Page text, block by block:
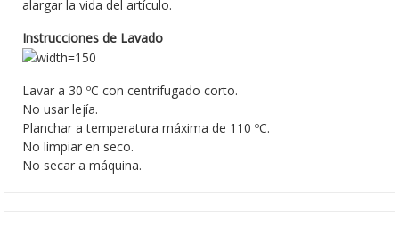
alargar la vida del artículo.
Instrucciones de Lavado
Lavar a 30 ºC con centrifugado corto.
No usar lejía.
Planchar a temperatura máxima de 110 ºC.
No limpiar en seco.
No secar a máquina.